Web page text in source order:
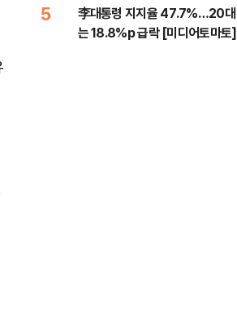
5
李대통령 지지율 47.7%…20대
는 18.8%p 급락 [미디어토마토]